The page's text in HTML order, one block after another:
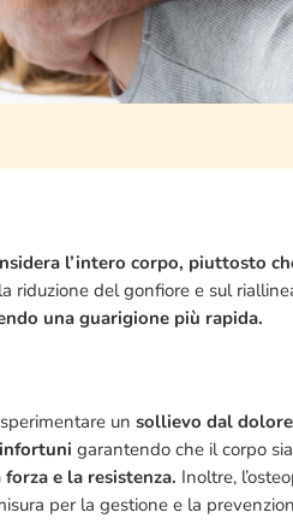
l’intero corpo, piuttosto
riduzione del gonfiore e sul
una guarigione più rapida.
un sollievo dal
garantendo che il corpo
e la resistenza. Inoltre,
per la gestione e la